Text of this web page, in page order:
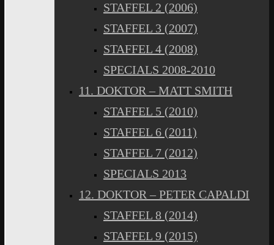
STAFFEL 2 (2006)
STAFFEL 3 (2007)
STAFFEL 4 (2008)
SPECIALS 2008-2010
11. DOKTOR – MATT SMITH
STAFFEL 5 (2010)
STAFFEL 6 (2011)
STAFFEL 7 (2012)
SPECIALS 2013
12. DOKTOR – PETER CAPALDI
STAFFEL 8 (2014)
STAFFEL 9 (2015)